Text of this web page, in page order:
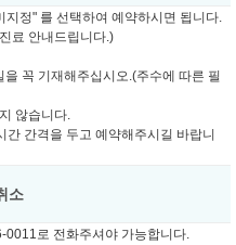
정" 를 선택하여 예약하시면 됩니다.
료 안내드립니다.)
꼭 기재해주십시오.(주수에 따른 필
않습니다.
간 간격을 두고 예약해주시길 바랍니
소
로 전화주셔야 가능합니다.